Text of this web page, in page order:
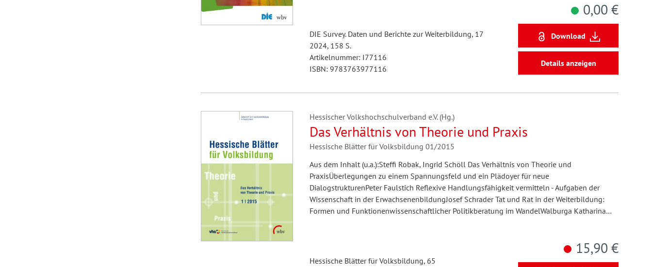
DIE Survey. Daten und Berichte zur Weiterbildung, 17
2024, 158 S.
Artikelnummer: I77116
ISBN: 9783763977116
0,00 €
Download
Details anzeigen
Hessischer Volkshochschulverband e.V. (Hg.)
Das Verhältnis von Theorie und Praxis
Hessische Blätter für Volksbildung 01/2015
Aus dem Inhalt (u.a.):Steffi Robak, Ingrid Schöll Das Verhältnis von Theorie und
PraxisÜberlegungen zu einem Spannungsfeld und ein Plädoyer für neue
DialogstrukturenPeter Faulstich Reflexive Handlungsfähigkeit vermitteln - Aufgaben der
Wissenschaft in der ErwachsenenbildungJosef Schrader Tat und Rat in der Weiterbildung:
Formen und Funktionenwissenschaftlicher Politikberatung im WandelWalburga Katharina…
Hessische Blätter für Volksbildung, 65
15,90 €